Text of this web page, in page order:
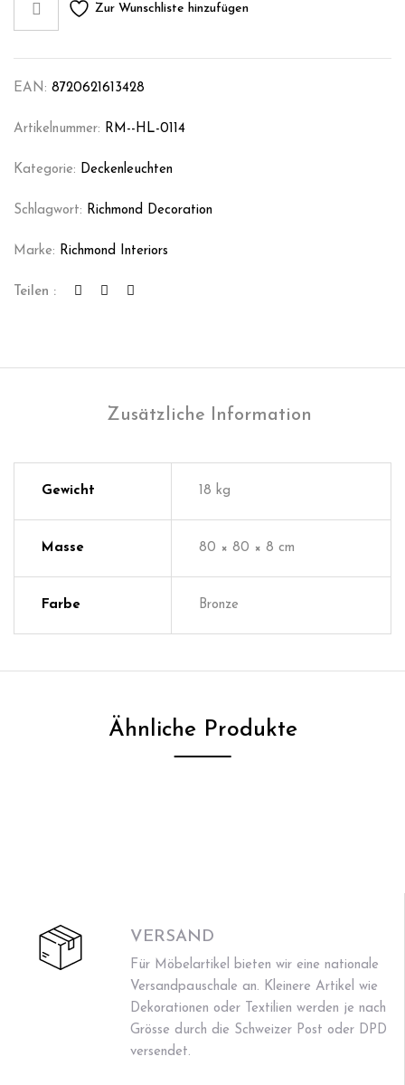
Zur Wunschliste hinzufügen
EAN: 8720621613428
Artikelnummer: RM--HL-0114
Kategorie: Deckenleuchten
Schlagwort: Richmond Decoration
Marke: Richmond Interiors
Teilen :
Zusätzliche Information
Gewicht 18 kg
Masse 80 × 80 × 8 cm
Farbe Bronze
Ähnliche Produkte
VERSAND
Für Möbelartikel bieten wir eine nationale
Versandpauschale an. Kleinere Artikel wie
Dekorationen oder Textilien werden je nach
Grösse durch die Schweizer Post oder DPD
versendet.